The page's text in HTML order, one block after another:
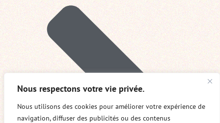
Nous respectons votre vie privée.
Nous utilisons des cookies pour améliorer votre expérience de
navigation, diffuser des publicités ou des contenus